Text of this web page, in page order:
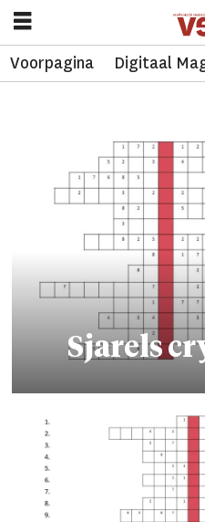
Voorpagina Digitaal
crypto
Sjarels